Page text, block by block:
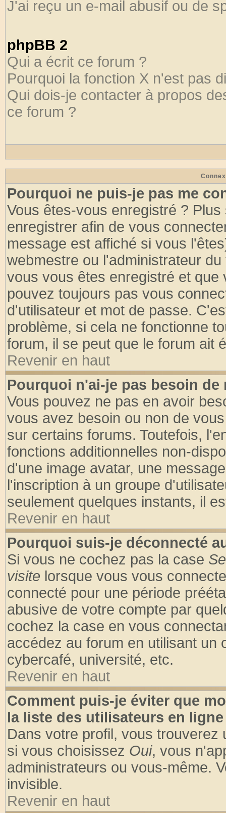
J'ai reçu un e-mail abusif ou de
phpBB 2
Qui a écrit ce forum ?
Pourquoi la fonction X n'est pas
Qui dois-je contacter à propos
ce forum ?
Pourquoi ne puis-je pas me
Vous êtes-vous enregistré ?
enregistrer afin de vous
message est affiché si vous
webmestre ou l'administrateur
vous vous êtes enregistré et
pouvez toujours pas vous
d'utilisateur et mot de passe.
problème, si cela ne fonctionne
forum, il se peut que le forum ait
Revenir en haut
Pourquoi n'ai-je pas besoin de
Vous pouvez ne pas en avoir
vous avez besoin ou non de
sur certains forums. Toutefois,
fonctions additionnelles non-
d'une image avatar, une
l'inscription à un groupe
seulement quelques instants, il
Revenir en haut
Pourquoi suis-je déconnecté
Si vous ne cochez pas la case
visite lorsque vous vous
connecté pour une période
abusive de votre compte par
cochez la case en vous
accédez au forum en utilisant un
cybercafé, université, etc.
Revenir en haut
Comment puis-je éviter que
la liste des utilisateurs en
Dans votre profil, vous trouverez
si vous choisissez Oui, vous
administrateurs ou vous-même.
invisible.
Revenir en haut